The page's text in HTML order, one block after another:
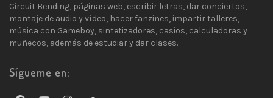
Circuit Bending, páginas web, escribir letras, dar conciertos,
montaje de audio y vídeo, hacer fanzines, impartir talleres,
música con Gameboy, sintetizadores, casios, calculadoras y
muñecos, además de estudiar y dar clases.
Sígueme en: